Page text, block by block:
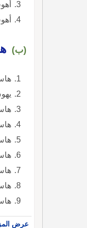
(ب)
عرض